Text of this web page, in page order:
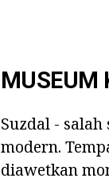
MUSEUM
Suzdal -
modern.
diawetkan